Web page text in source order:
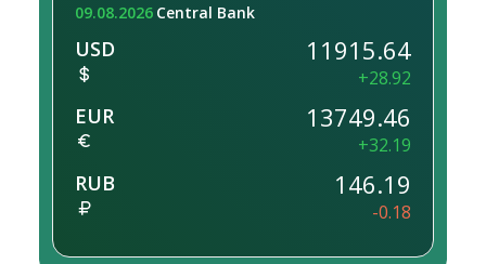
09.08.2026 Central Bank
USD 11915.64
+28.92
EUR 13749.46
+32.19
RUB 146.19
-0.18